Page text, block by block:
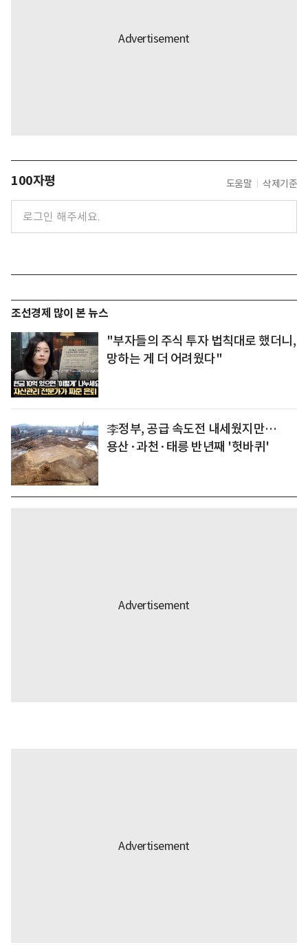
100자평 도움말 삭제기준
조선경제 많이 본 뉴스
"부자들의 주식 투자 법칙대로 했더니,
망하는 게 더 어려웠다"
李정부, 공급 속도전 내세웠지만…
용산·과천·태릉 반년째 '헛바퀴'